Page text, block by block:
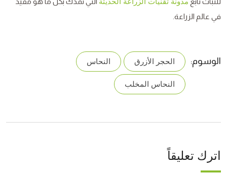
في عالم الزراعة.
الوسوم: الحجر الأزرق النحاس
النحاس المخلب
اترك تعليقاً